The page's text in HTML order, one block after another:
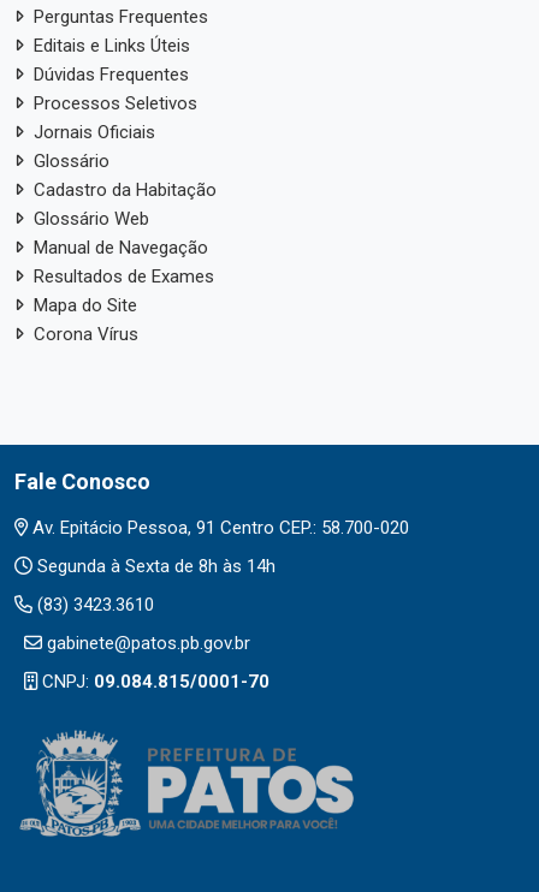
Perguntas Frequentes
Editais e Links Úteis
Dúvidas Frequentes
Processos Seletivos
Jornais Oficiais
Glossário
Cadastro da Habitação
Glossário Web
Manual de Navegação
Resultados de Exames
Mapa do Site
Corona Vírus
Fale Conosco
Av. Epitácio Pessoa, 91 Centro CEP.: 58.700-020
Segunda à Sexta de 8h às 14h
(83) 3423.3610
gabinete@patos.pb.gov.br
CNPJ: 09.084.815/0001-70